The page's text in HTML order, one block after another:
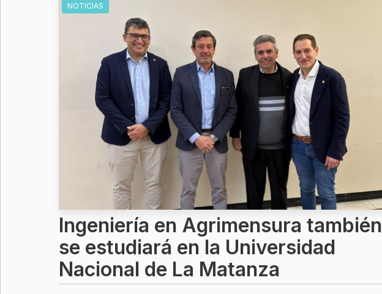
NOTICIAS
Ingeniería en Agrimensura también
se estudiará en la Universidad
Nacional de La Matanza